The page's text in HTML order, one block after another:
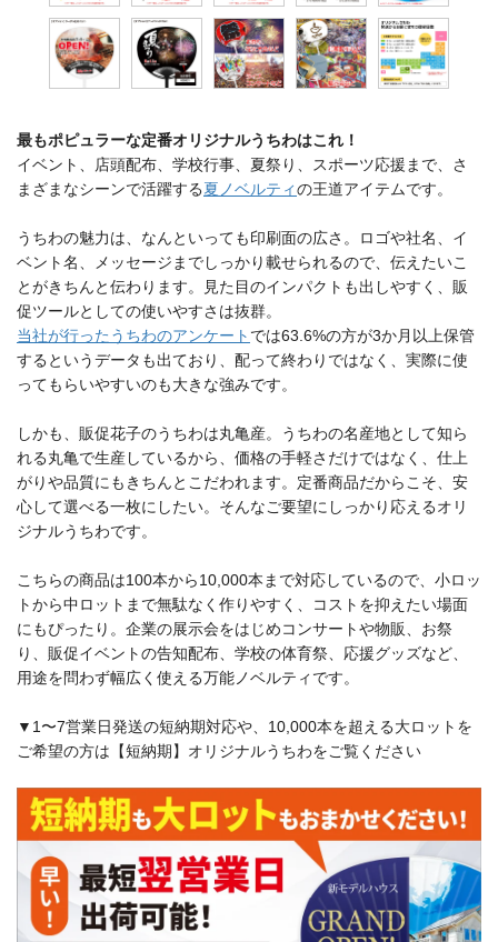
最もポピュラーな定番オリジナルうちわはこれ！
イベント、店頭配布、学校行事、夏祭り、スポーツ応援まで、さ
まざまなシーンで活躍する夏ノベルティの王道アイテムです。
うちわの魅力は、なんといっても印刷面の広さ。ロゴや社名、イ
ベント名、メッセージまでしっかり載せられるので、伝えたいこ
とがきちんと伝わります。見た目のインパクトも出しやすく、販
促ツールとしての使いやすさは抜群。
当社が行ったうちわのアンケート では63.6%の方が3か月以上保管
するというデータも出ており、配って終わりではなく、実際に使
ってもらいやすいのも大きな強みです。
しかも、販促花子のうちわは丸亀産。うちわの名産地として知ら
れる丸亀で生産しているから、価格の手軽さだけではなく、仕上
がりや品質にもきちんとこだわれます。定番商品だからこそ、安
心して選べる一枚にしたい。そんなご要望にしっかり応えるオリ
ジナルうちわです。
こちらの商品は100本から10,000本まで対応しているので、小ロッ
トから中ロットまで無駄なく作りやすく、コストを抑えたい場面
にもぴったり。企業の展示会をはじめコンサートや物販、お祭
り、販促イベントの告知配布、学校の体育祭、応援グッズなど、
用途を問わず幅広く使える万能ノベルティです。
▼1〜7営業日発送の短納期対応や、10,000本を超える大ロットを
ご希望の方は【短納期】オリジナルうちわをご覧ください